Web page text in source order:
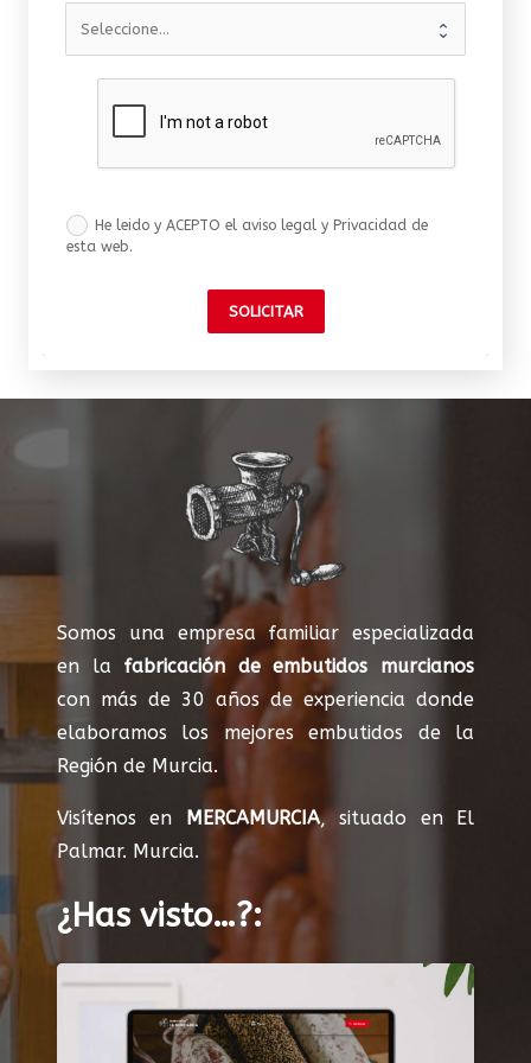
He leido y ACEPTO el aviso legal y Privacidad de
esta web.
SOLICITAR
Somos una empresa familiar especializada
en la fabricación de embutidos murcianos
con más de 30 años de experiencia donde
elaboramos los mejores embutidos de la
Región de Murcia.
Visítenos en MERCAMURCIA, situado en El
Palmar. Murcia.
¿Has visto…?: